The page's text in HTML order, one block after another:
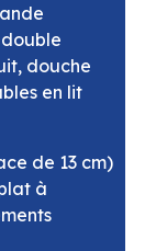
douche
en lit
de 13 cm)
à